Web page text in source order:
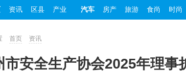
资讯 区县 产业 汽车 房产 旅游 食尚 时尚
首页 资讯
市安全生产协会2025年理事